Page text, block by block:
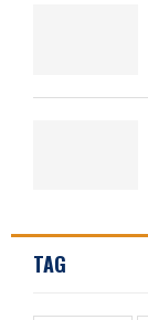
TAG